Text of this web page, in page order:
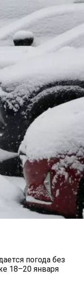
погода без
18–20 января